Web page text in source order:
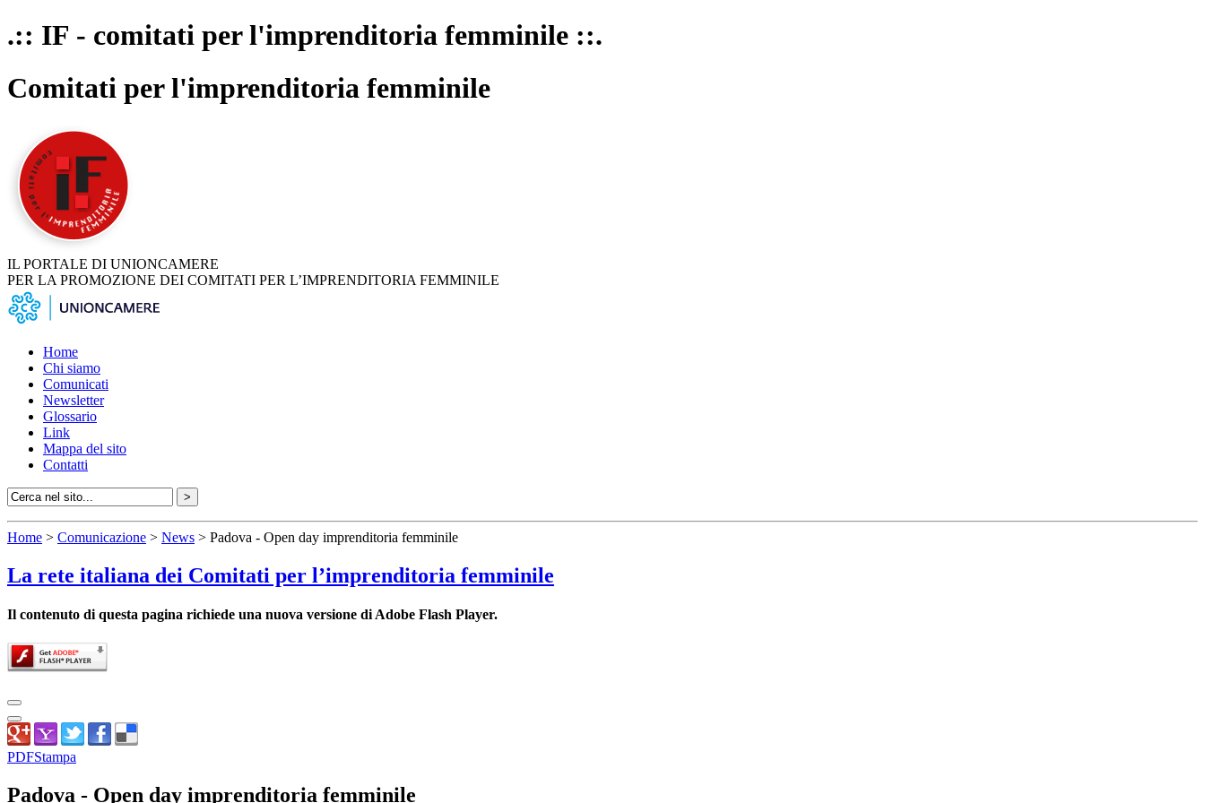
.:: IF - comitati per l'imprenditoria femminile ::.
Comitati per l'imprenditoria femminile
IL PORTALE DI UNIONCAMERE
PER LA PROMOZIONE DEI COMITATI PER L’IMPRENDITORIA FEMMINILE
Home
Chi siamo
Comunicati
Newsletter
Glossario
Link
Mappa del sito
Contatti
Home > Comunicazione > News > Padova - Open day imprenditoria femminile
La rete italiana dei Comitati per l’imprenditoria femminile
Il contenuto di questa pagina richiede una nuova versione di Adobe Flash Player.
PDFStampa
Padova - Open day imprenditoria femminile